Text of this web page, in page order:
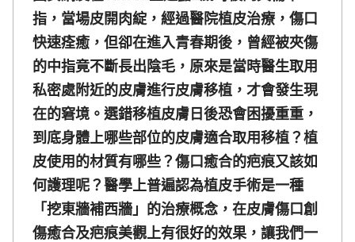
指，當場皮開肉綻，經過醫院植皮治療，傷口
快速痊癒，但卻在進入青春期後，曾經被夾傷
的中指竟不斷長出陰毛，原來是當時醫生取用
私密處附近的皮膚進行皮膚移植，才會發生現
在的窘境。選錯移植皮膚日後恐會困擾重重，
到底身體上哪些部位的皮膚適合取用移植？植
皮使用的材質有哪些？傷口癒合的疤痕又該如
何護理呢？醫學上普遍認為植皮手術是一種
「挖東牆補西牆」的治療概念，在皮膚傷口創
傷癒合及疤痕美觀上有很好的效果，讓我們一